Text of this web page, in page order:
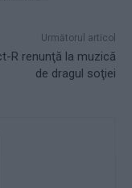
Următorul articol
R renunţă la muzică
de dragul soţiei